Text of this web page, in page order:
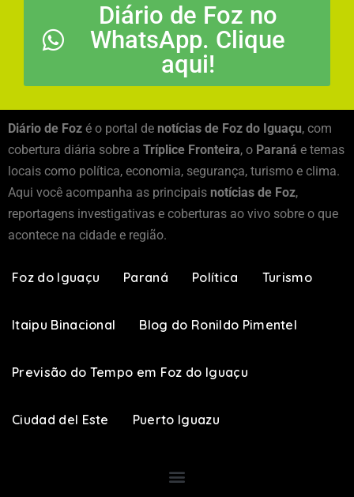
Diário de Foz no
WhatsApp. Clique
aqui!
Diário de Foz é o portal de notícias de Foz do Iguaçu, com
cobertura diária sobre a Tríplice Fronteira, o Paraná e temas
locais como política, economia, segurança, turismo e clima.
Aqui você acompanha as principais notícias de Foz,
reportagens investigativas e coberturas ao vivo sobre o que
acontece na cidade e região.
Foz do Iguaçu Paraná Política Turismo
Itaipu Binacional Blog do Ronildo Pimentel
Previsão do Tempo em Foz do Iguaçu
Ciudad del Este Puerto Iguazu